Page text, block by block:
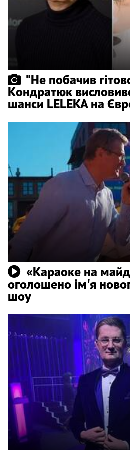
"Не побачив
Кондратюк
шанси LELEKA на
«Караоке на
оголошено ім'я
шоу